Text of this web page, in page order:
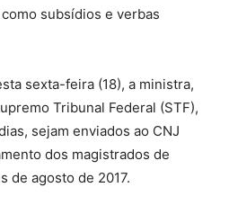
subsídios e verbas
sexta-feira (18), a ministra,
Tribunal Federal (STF),
sejam enviados ao CNJ
dos magistrados de
de agosto de 2017.